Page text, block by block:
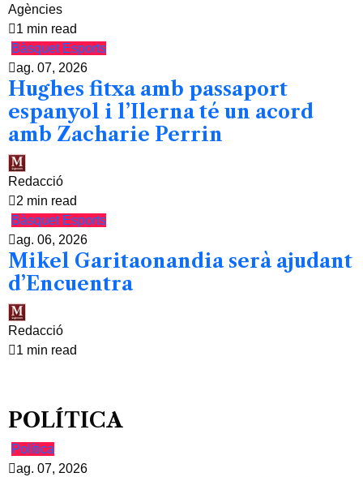
Agències
1 min read
Bàsquet Esports
ag. 07, 2026
Hughes fitxa amb passaport
espanyol i l’Ilerna té un acord
amb Zacharie Perrin
Redacció
2 min read
Bàsquet Esports
ag. 06, 2026
Mikel Garitaonandia serà ajudant
d’Encuentra
Redacció
1 min read
POLÍTICA
Política
ag. 07, 2026